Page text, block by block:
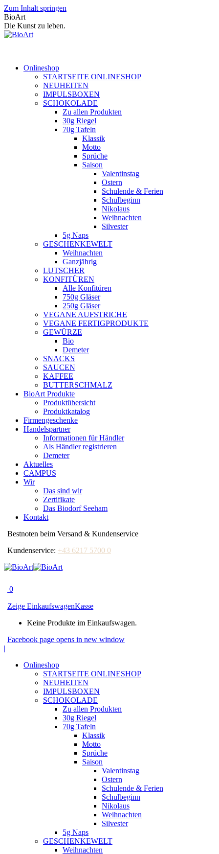
Zum Inhalt springen
BioArt
Die Kunst zu leben.
Onlineshop
STARTSEITE ONLINESHOP
NEUHEITEN
IMPULSBOXEN
SCHOKOLADE
Zu allen Produkten
30g Riegel
70g Tafeln
Klassik
Motto
Sprüche
Saison
Valentinstag
Ostern
Schulende & Ferien
Schulbeginn
Nikolaus
Weihnachten
Silvester
5g Naps
GESCHENKEWELT
Weihnachten
Ganzjährig
LUTSCHER
KONFITÜREN
Alle Konfitüren
750g Gläser
250g Gläser
VEGANE AUFSTRICHE
VEGANE FERTIGPRODUKTE
GEWÜRZE
Bio
Demeter
SNACKS
SAUCEN
KAFFEE
BUTTERSCHMALZ
BioArt Produkte
Produktübersicht
Produktkatalog
Firmengeschenke
Handelspartner
Informationen für Händler
Als Händler registrieren
Demeter
Aktuelles
CAMPUS
Wir
Das sind wir
Zertifikate
Das Biodorf Seeham
Kontakt
Bestnoten beim Versand & Kundenservice
Kundenservice: +43 6217 5700 0
0
Zeige EinkaufswagenKasse
Keine Produkte im Einkaufswagen.
Facebook page opens in new window
|
Onlineshop
STARTSEITE ONLINESHOP
NEUHEITEN
IMPULSBOXEN
SCHOKOLADE
Zu allen Produkten
30g Riegel
70g Tafeln
Klassik
Motto
Sprüche
Saison
Valentinstag
Ostern
Schulende & Ferien
Schulbeginn
Nikolaus
Weihnachten
Silvester
5g Naps
GESCHENKEWELT
Weihnachten